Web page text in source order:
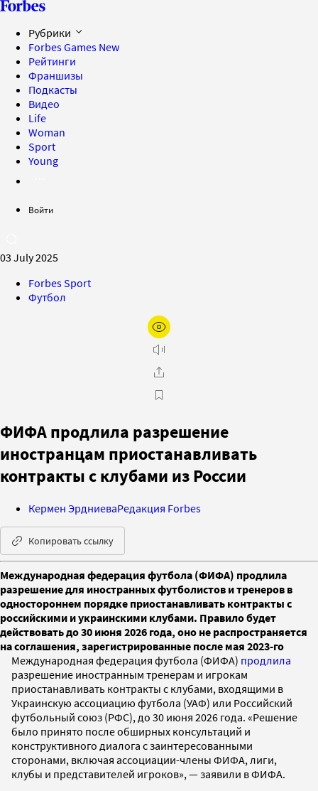
Рубрики
Forbes Games New
Рейтинги
Франшизы
Подкасты
Видео
Life
Woman
Sport
Young
Войти
03 July 2025
Forbes Sport
Футбол
ФИФА продлила разрешение
иностранцам приостанавливать
контракты с клубами из России
Кермен ЭрдниеваРедакция Forbes
Копировать ссылку
Международная федерация футбола (ФИФА) продлила
разрешение для иностранных футболистов и тренеров в
одностороннем порядке приостанавливать контракты с
российскими и украинскими клубами. Правило будет
действовать до 30 июня 2026 года, оно не распространяется
на соглашения, зарегистрированные после мая 2023-го
Международная федерация футбола (ФИФА) продлила
разрешение иностранным тренерам и игрокам
приостанавливать контракты с клубами, входящими в
Украинскую ассоциацию футбола (УАФ) или Российский
футбольный союз (РФС), до 30 июня 2026 года. «Решение
было принято после обширных консультаций и
конструктивного диалога с заинтересованными
сторонами, включая ассоциации-члены ФИФА, лиги,
клубы и представителей игроков», — заявили в ФИФА.